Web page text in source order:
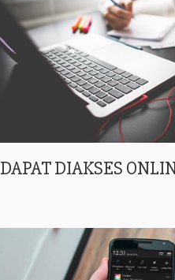
DAPAT DIAKSES